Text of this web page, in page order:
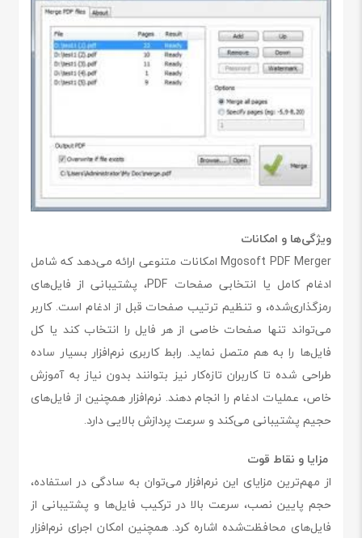
ویژگی‌ها و امکانات
Mgosoft PDF Merger امکانات متنوعی ارائه می‌دهد که شامل
ادغام کامل یا انتخابی صفحات PDF، پشتیبانی از فایل‌های
رمزگذاری‌شده، و تنظیم ترتیب صفحات قبل از ادغام است. کاربر
می‌تواند تنها صفحات خاصی از هر فایل را انتخاب کند یا کل
فایل‌ها را به هم متصل نماید. رابط کاربری نرم‌افزار بسیار ساده
طراحی شده تا کاربران تازه‌کار نیز بتوانند بدون نیاز به آموزش
خاص، عملیات ادغام را انجام دهند. نرم‌افزار همچنین از فایل‌های
حجیم پشتیبانی می‌کند و سرعت پردازش بالایی دارد.
مزایا و نقاط قوت
از مهم‌ترین مزایای این نرم‌افزار می‌توان به سادگی در استفاده،
حجم پایین نصب، سرعت بالا در ترکیب فایل‌ها و پشتیبانی از
فایل‌های محافظت‌شده اشاره کرد. همچنین امکان اجرای نرم‌افزار